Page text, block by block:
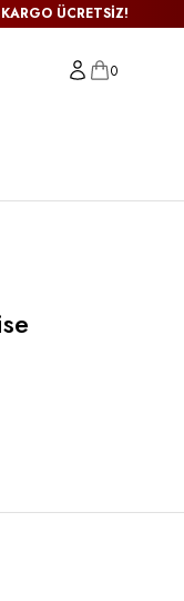
KARGO ÜCRETSİZ!
0